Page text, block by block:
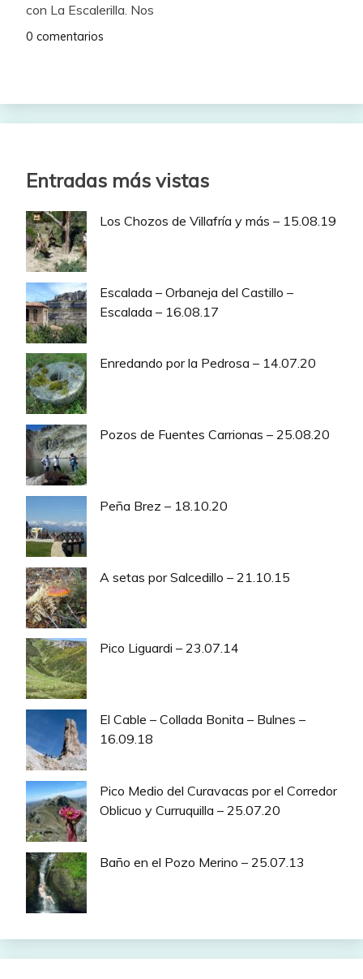
con La Escalerilla. Nos
0 comentarios
Entradas más vistas
Los Chozos de Villafría y más – 15.08.19
Escalada – Orbaneja del Castillo –
Escalada – 16.08.17
Enredando por la Pedrosa – 14.07.20
Pozos de Fuentes Carrionas – 25.08.20
Peña Brez – 18.10.20
A setas por Salcedillo – 21.10.15
Pico Liguardi – 23.07.14
El Cable – Collada Bonita – Bulnes –
16.09.18
Pico Medio del Curavacas por el Corredor
Oblicuo y Curruquilla – 25.07.20
Baño en el Pozo Merino – 25.07.13